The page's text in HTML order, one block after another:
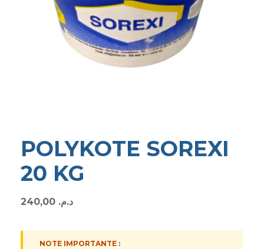
POLYKOTE SOREXI
20 KG
د.م.
NOTE IMPORTANTE :